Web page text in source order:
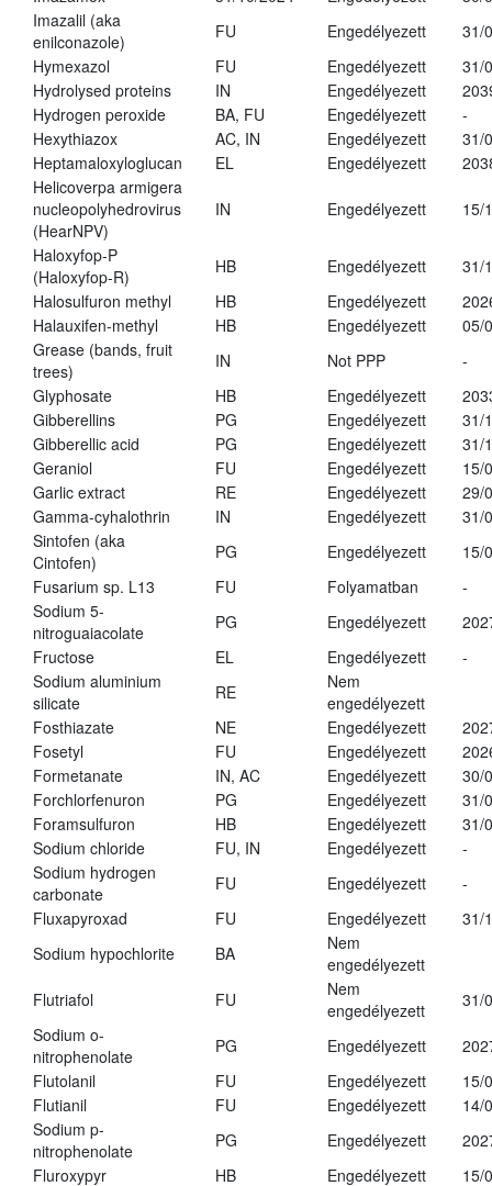
Imazalil (aka
enilconazole)
FU Engedélyezett
31/
Hymexazol
FU Engedélyezett
31/
Hydrolysed proteins
IN Engedélyezett
Hydrogen peroxide
BA, FU Engedélyezett
-
Hexythiazox
AC, IN Engedélyezett
31/
Heptamaloxyloglucan
EL Engedélyezett
Helicoverpa armigera
nucleopolyhedrovirus
(HearNPV)
IN Engedélyezett 15/
Haloxyfop-P
(Haloxyfop-R)
HB Engedélyezett
31/
Halosulfuron methyl
HB Engedélyezett
Halauxifen-methyl
HB Engedélyezett
05/
Grease (bands, fruit
trees)
IN Not PPP
-
Glyphosate
HB Engedélyezett
Gibberellins
PG Engedélyezett
31/
Gibberellic acid
PG Engedélyezett
31/
Geraniol
FU Engedélyezett
15/
Garlic extract
RE Engedélyezett
29/
Gamma-cyhalothrin
IN Engedélyezett
31/
Sintofen (aka
Cintofen)
PG Engedélyezett
15/
Fusarium sp. L13
FU Folyamatban
-
Sodium 5-
nitroguaiacolate
PG Engedélyezett
Fructose
EL Engedélyezett
-
Sodium aluminium
silicate
RE
Nem
engedélyezett
Fosthiazate
NE Engedélyezett
Fosetyl
FU Engedélyezett
Formetanate
IN, AC Engedélyezett
30/
Forchlorfenuron
PG Engedélyezett
31/
Foramsulfuron
HB Engedélyezett
31/
Sodium chloride
FU, IN Engedélyezett
-
Sodium hydrogen
carbonate
FU Engedélyezett
-
Fluxapyroxad
FU Engedélyezett
31/
Sodium hypochlorite
BA
Nem
engedélyezett
Flutriafol
FU
Nem
engedélyezett
31/
Sodium o-
nitrophenolate
PG Engedélyezett
Flutolanil
FU Engedélyezett
15/
Flutianil
FU Engedélyezett
14/
Sodium p-
nitrophenolate
PG Engedélyezett
Fluroxypyr
HB Engedélyezett
15/